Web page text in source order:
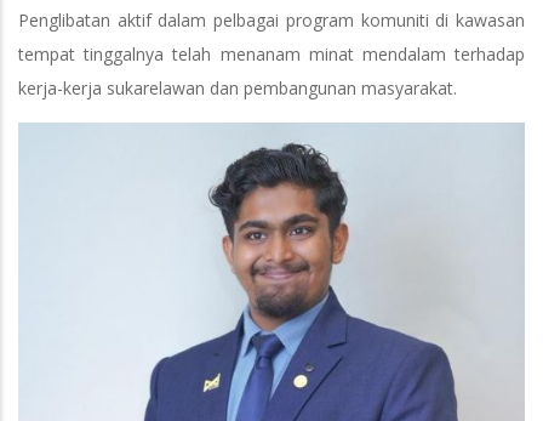
Penglibatan aktif dalam pelbagai program komuniti di kawasan
tempat tinggalnya telah menanam minat mendalam terhadap
kerja-kerja sukarelawan dan pembangunan masyarakat.